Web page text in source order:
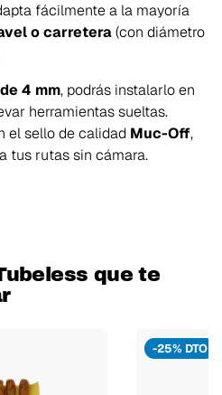
fácilmente a la mayoría
o carretera(con diámetro
4 mm, podrás instalarlo en
herramientas sueltas.
el sello de calidad Muc-Off,
tus rutas sin cámara.
que te
-25% DTO